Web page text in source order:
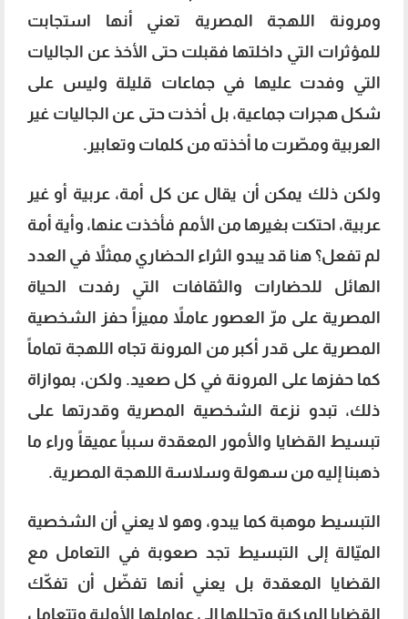
ومرونة اللهجة المصرية تعني أنها استجابت
للمؤثرات التي داخلتها فقبلت حتى الأخذ عن الجاليات
التي وفدت عليها في جماعات قليلة وليس على
شكل هجرات جماعية، بل أخذت حتى عن الجاليات غير
العربية ومصّرت ما أخذته من كلمات وتعابير.
ولكن ذلك يمكن أن يقال عن كل أمة، عربية أو غير
عربية، احتكت بغيرها من الأمم فأخذت عنها، وأية أمة
لم تفعل؟ هنا قد يبدو الثراء الحضاري ممثلاً في العدد
الهائل للحضارات والثقافات التي رفدت الحياة
المصرية على مرّ العصور عاملاً مميزاً حفز الشخصية
المصرية على قدر أكبر من المرونة تجاه اللهجة تماماً
كما حفزها على المرونة في كل صعيد. ولكن، بموازاة
ذلك، تبدو نزعة الشخصية المصرية وقدرتها على
تبسيط القضايا والأمور المعقدة سبباً عميقاً وراء ما
ذهبنا إليه من سهولة وسلاسة اللهجة المصرية.
التبسيط موهبة كما يبدو، وهو لا يعني أن الشخصية
الميّالة إلى التبسيط تجد صعوبة في التعامل مع
القضايا المعقدة بل يعني أنها تفضّل أن تفكّك
القضايا المركبة وتحللها إلى عواملها الأولية وتتعامل